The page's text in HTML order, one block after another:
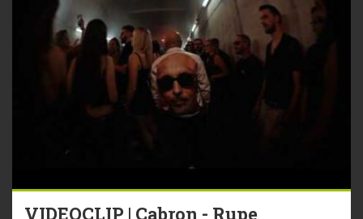
VIDEOCLIP | Cabron - Rupe